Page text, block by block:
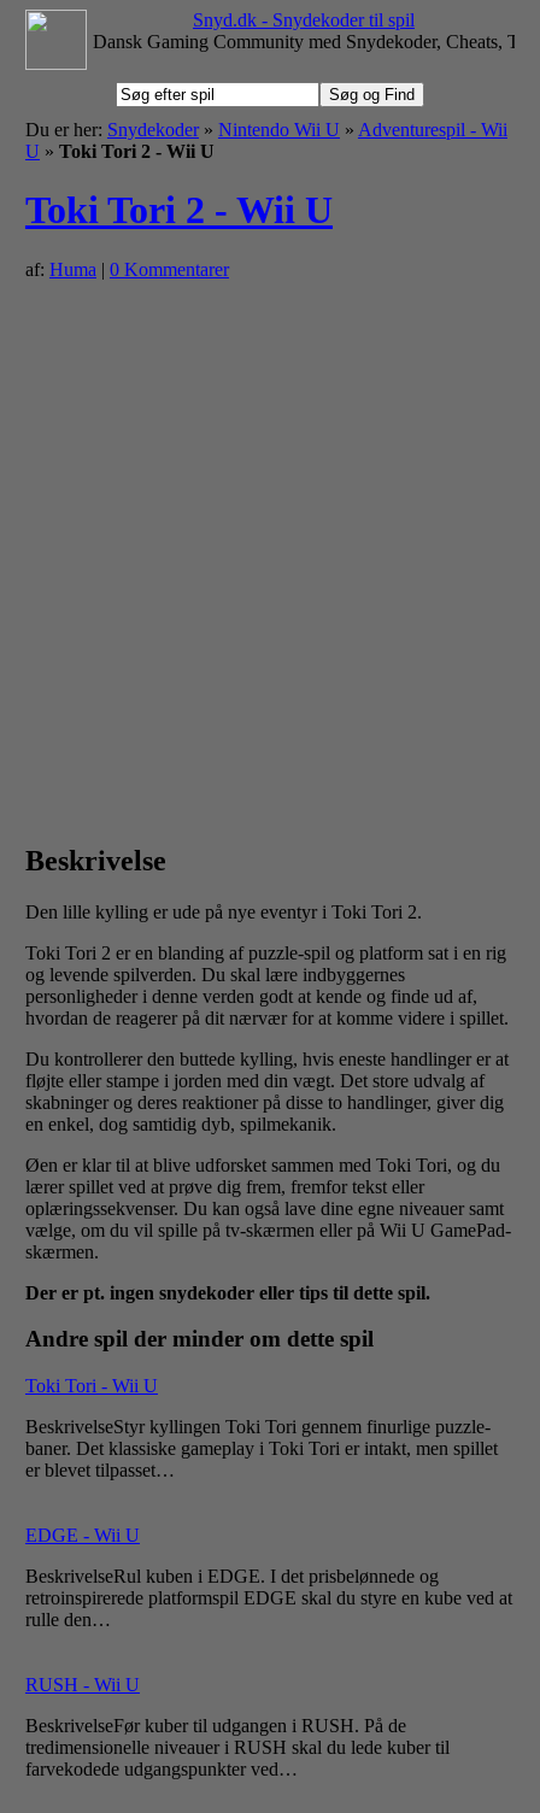
Snyd.dk - Snydekoder til spil
Dansk Gaming Community med Snydekoder, Cheats,
Du er her: Snydekoder» Nintendo Wii U » Adventurespil - Wii
U » Toki Tori 2 - Wii U
Toki Tori 2 - Wii U
af: Huma | 0 Kommentarer
Beskrivelse
Den lille kylling er ude på nye eventyr i Toki Tori 2.
Toki Tori 2 er en blanding af puzzle-spil og platform sat i en rig
og levende spilverden. Du skal lære indbyggernes
personligheder i denne verden godt at kende og finde ud af,
hvordan de reagerer på dit nærvær for at komme videre i spillet.
Du kontrollerer den buttede kylling, hvis eneste handlinger er at
fløjte eller stampe i jorden med din vægt. Det store udvalg af
skabninger og deres reaktioner på disse to handlinger, giver dig
en enkel, dog samtidig dyb, spilmekanik.
Øen er klar til at blive udforsket sammen med Toki Tori, og du
lærer spillet ved at prøve dig frem, fremfor tekst eller
oplæringssekvenser. Du kan også lave dine egne niveauer samt
vælge, om du vil spille på tv-skærmen eller på Wii U GamePad-
skærmen.
Der er pt. ingen snydekoder eller tips til dette spil.
Andre spil der minder om dette spil
Toki Tori - Wii U
BeskrivelseStyr kyllingen Toki Tori gennem finurlige puzzle-
baner. Det klassiske gameplay i Toki Tori er intakt, men spillet
er blevet tilpasset…
EDGE - Wii U
BeskrivelseRul kuben i EDGE. I det prisbelønnede og
retroinspirerede platformspil EDGE skal du styre en kube ved at
rulle den…
RUSH - Wii U
BeskrivelseFør kuber til udgangen i RUSH. På de
tredimensionelle niveauer i RUSH skal du lede kuber til
farvekodede udgangspunkter ved…